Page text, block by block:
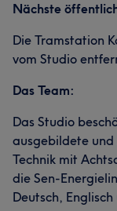
Nächste
Die Tramstation
vom Studio
Das Team:
Das Studio
ausgebildete
Technik mit
die Sen-
Deutsch,